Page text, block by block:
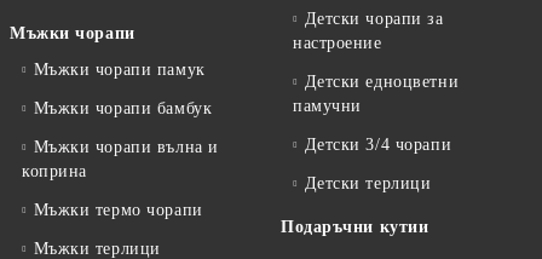
Мъжки чорапи
Мъжки чорапи памук
Мъжки чорапи бамбук
Мъжки чорапи вълна и
коприна
Мъжки термо чорапи
Мъжки терлици
Детски чорапи за
настроение
Детски едноцветни
памучни
Детски 3/4 чорапи
Детски терлици
Подаръчни кутии